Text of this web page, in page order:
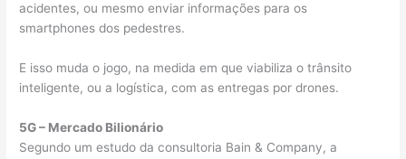
acidentes, ou mesmo enviar informações para os
smartphones dos pedestres.
E isso muda o jogo, na medida em que viabiliza o trânsito
inteligente, ou a logística, com as entregas por drones.
5G – Mercado Bilionário
Segundo um estudo da consultoria Bain & Company, a